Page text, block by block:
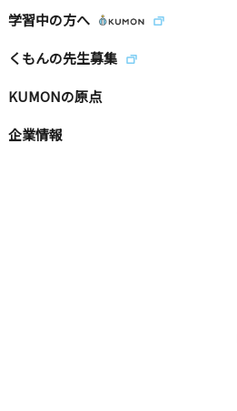
学習中の方へ
くもんの先生募集
KUMONの原点
企業情報